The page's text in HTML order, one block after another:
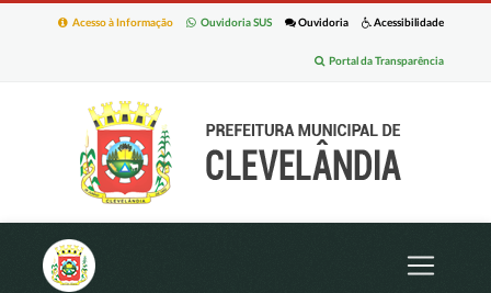
Acessibilidade
Ouvidoria
Ouvidoria SUS
Acesso à Informação
Portal da Transparência